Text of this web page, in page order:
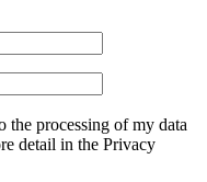
processing of my data
detail in the Privacy